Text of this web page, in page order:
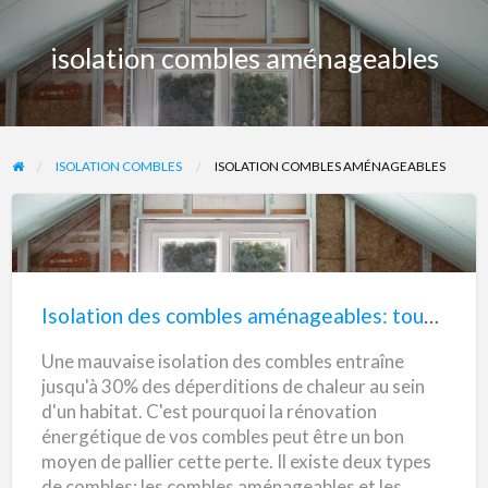
isolation combles aménageables
ISOLATION COMBLES ISOLATION COMBLES AMÉNAGEABLES
Isolation
des
combles
tout
savoir
Isolation des combles aménageables: tout savoir
Une mauvaise isolation des combles entraîne
jusqu'à 30% des déperditions de chaleur au sein
d'un habitat. C'est pourquoi la rénovation
énergétique de vos combles peut être un bon
moyen de pallier cette perte. Il existe deux types